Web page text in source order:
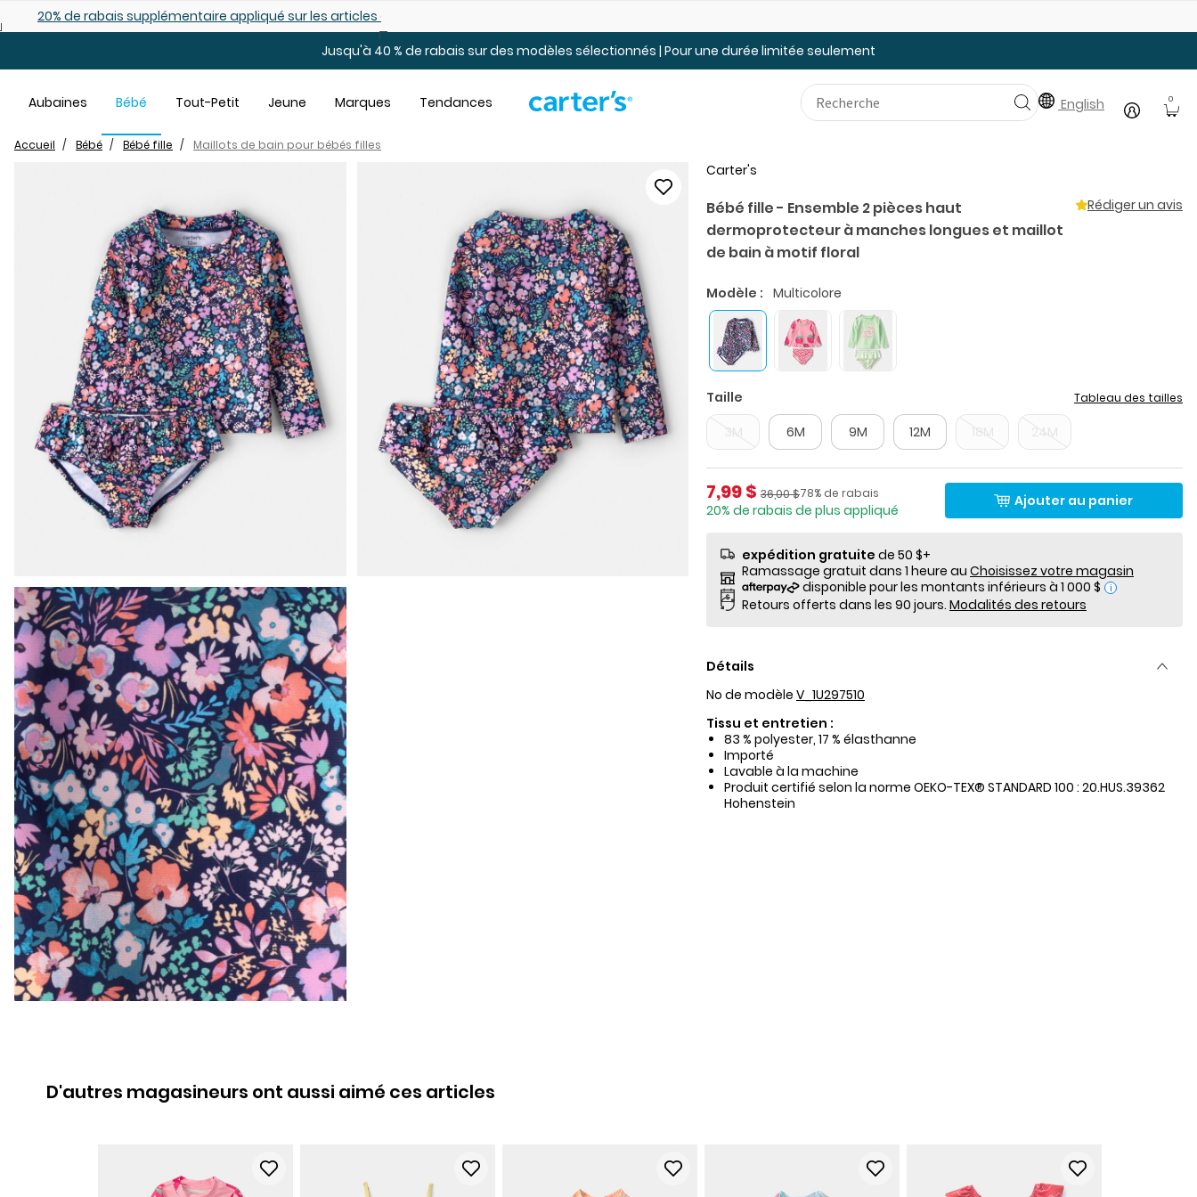
démarqués25% de rabais: modèles pour bébé
Jusqu'à 40 % de rabais sur des modèles sélectionnés | Pour une durée limitée seulement
Aubaines Bébé Tout-Petit Jeune Marques Tendances English 0
Accueil Bébé Bébé fille Maillots de bain pour bébés filles
Carter's
Bébé fille - Ensemble 2 pièces haut
dermoprotecteur à manches longues et maillot
de bain à motif floral
Rédiger un avis
Modèle : Multicolore
Taille Tableau des tailles
6M 9M 12M
Prix de solde
7,99 $ Pourcentage de rabais
78% de rabais
Prix ​​de détail suggéré par le fabricant
36,00 $
20% de rabais de plus appliqué
Ajouter au panier
expédition gratuite de 50 $+
Ramassage gratuit dans 1 heure au Choisissez votre magasin
i
Retours offerts dans les 90 jours. Modalités des retours
Détails
No de modèle V_1U297510
Tissu et entretien :
83 % polyester, 17 % élasthanne
Importé
Lavable à la machine
Produit certifié selon la norme OEKO-TEX® STANDARD 100 : 20.HUS.39362
Hohenstein
D'autres magasineurs ont aussi aimé ces articles